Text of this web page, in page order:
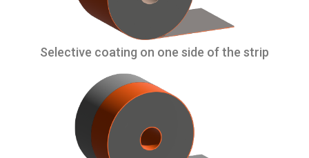
Selective coating on one side of the strip